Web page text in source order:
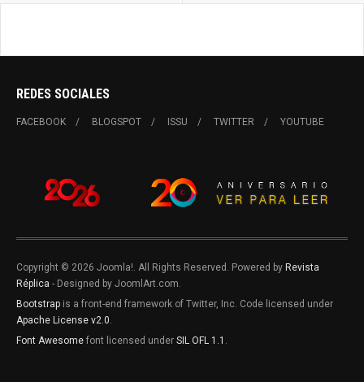
REDES SOCIALES
FACEBOOK BLOGSPOT ISSU TWITTER YOUTUBE
Copyright © 2026 Joomla!. All Rights Reserved. Powered by Revista
Réplica - Designed by JoomlArt.com.
Bootstrap is a front-end framework of Twitter, Inc. Code licensed under
Apache License v2.0
Font Awesome font licensed under SIL OFL 1.1